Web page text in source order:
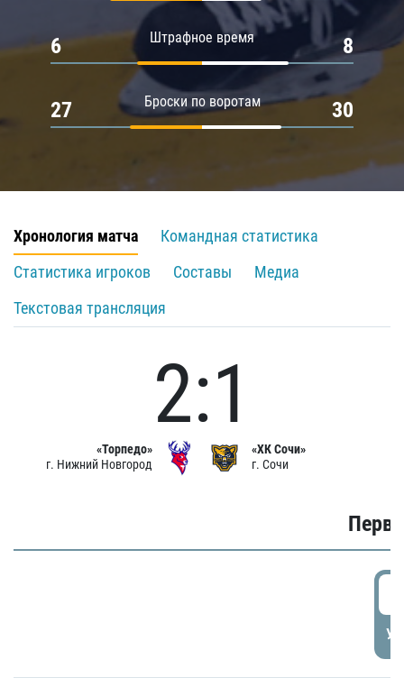
Штрафное время
6 8
Броски по воротам
27 30
Хронология матча
Командная статистика
Статистика игроков
Составы
Медиа
Текстовая трансляция
«Торпедо»
г. Нижний Новгород
2:1
«ХК Сочи»
г. Сочи